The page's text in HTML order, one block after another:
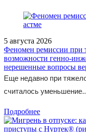
5 августа 2026
Феномен ремиссии при
возможности генно-
нерешенные вопросы
Еще недавно при
считалось
Подробнее